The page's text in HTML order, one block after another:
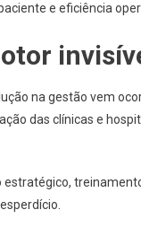
e eficiência
na gestão vem
das clínicas e